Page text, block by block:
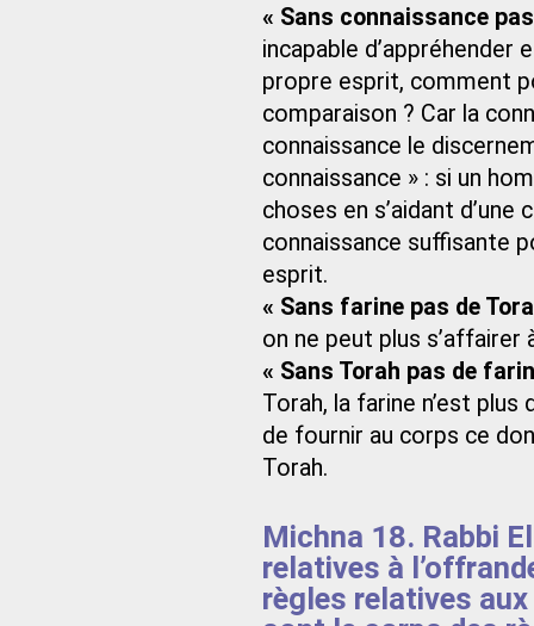
« Sans connaissance
incapable d’appréhender
propre esprit, comment
comparaison ? Car la
connaissance le
connaissance » : si un
choses en s’aidant d’une
connaissance suffisante
esprit.
« Sans farine pas de
on ne peut plus s’affairer
« Sans Torah pas de
Torah, la farine n’est plus
de fournir au corps ce
Torah.
Michna 18. Rabbi
relatives à
règles relatives